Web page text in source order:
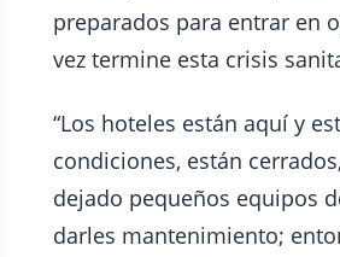
preparados para entrar en
vez termine esta crisis
“Los hoteles están aquí y
condiciones, están
dejado pequeños equipos
darles mantenimiento;